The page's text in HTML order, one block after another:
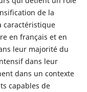
de la
caractéristique
en français et en
leur majorité du
dans leur
dans un contexte
capables de